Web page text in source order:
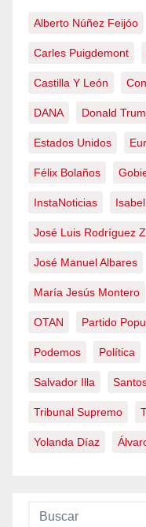
Alberto Núñez Feijóo
Carles Puigdemont
Castilla Y León
DANA Donald
Estados Unidos
Félix Bolaños
InstaNoticias
José Luis Rodríguez
José Manuel Albares
María Jesús Montero
OTAN Partido
Podemos Política
Salvador Illa
Tribunal Supremo
Yolanda Díaz